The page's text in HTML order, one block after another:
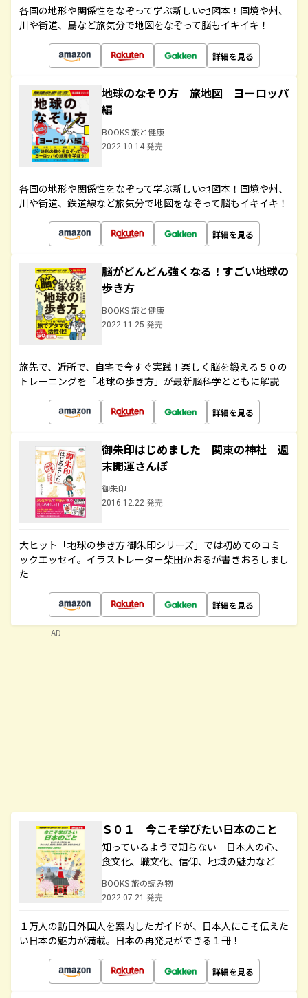
各国の地形や関係性をなぞって学ぶ新しい地図本！国境や州、
川や街道、島など旅気分で地図をなぞって脳もイキイキ！
詳細を見る
地球のなぞり方 旅地図 ヨーロッパ
編
BOOKS 旅と健康
2022.10.14 発売
各国の地形や関係性をなぞって学ぶ新しい地図本！国境や州、
川や街道、鉄道線など旅気分で地図をなぞって脳もイキイキ！
詳細を見る
脳がどんどん強くなる！すごい地球の
歩き方
BOOKS 旅と健康
2022.11.25 発売
旅先で、近所で、自宅で今すぐ実践！楽しく脳を鍛える５０の
トレーニングを「地球の歩き方」が最新脳科学とともに解説
詳細を見る
御朱印はじめました 関東の神社 週
末開運さんぽ
御朱印
2016.12.22 発売
大ヒット「地球の歩き方 御朱印シリーズ」では初めてのコミ
ックエッセイ。イラストレーター柴田かおるが書きおろしまし
た
詳細を見る
Ｓ０１ 今こそ学びたい日本のこと
知っているようで知らない 日本人の心、
食文化、職文化、信仰、地域の魅力など
BOOKS 旅の読み物
2022.07.21 発売
１万人の訪日外国人を案内したガイドが、日本人にこそ伝えた
い日本の魅力が満載。日本の再発見ができる１冊！
詳細を見る
AD